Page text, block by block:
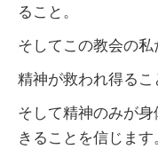
ること。
そしてこの教会の私
精神が救われ得るこ
そして精神のみが
きることを信じます。